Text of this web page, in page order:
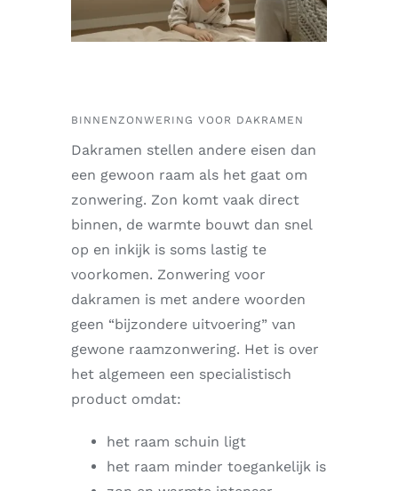
BINNENZONWERING VOOR DAKRAMEN
Dakramen stellen andere eisen dan
een gewoon raam als het gaat om
zonwering. Zon komt vaak direct
binnen, de warmte bouwt dan snel
op en inkijk is soms lastig te
voorkomen. Zonwering voor
dakramen is met andere woorden
geen “bijzondere uitvoering” van
gewone raamzonwering. Het is over
het algemeen een specialistisch
product omdat:
het raam schuin ligt
het raam minder toegankelijk is